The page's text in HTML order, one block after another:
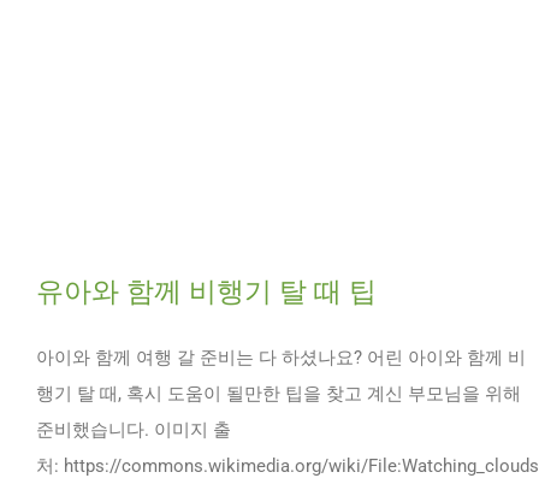
유아와 함께 비행기 탈 때 팁
아이와 함께 여행 갈 준비는 다 하셨나요? 어린 아이와 함께 비
행기 탈 때, 혹시 도움이 될만한 팁을 찾고 계신 부모님을 위해
준비했습니다. 이미지 출
처: https://commons.wikimedia.org/wiki/File:Watching_clouds